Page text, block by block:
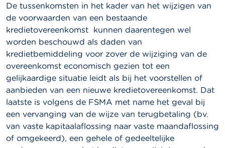
De tussenkomsten in het kader van het wijzigen van
de voorwaarden van een bestaande
kredietovereenkomst kunnen daarentegen wel
worden beschouwd als daden van
kredietbemiddeling voor zover de wijziging van de
overeenkomst economisch gezien tot een
gelijkaardige situatie leidt als bij het voorstellen of
aanbieden van een nieuwe kredietovereenkomst. Dat
laatste is volgens de FSMA met name het geval bij
een vervanging van de wijze van terugbetaling (bv.
van vaste kapitaalaflossing naar vaste maandaflossing
of omgekeerd), een gehele of gedeeltelijke